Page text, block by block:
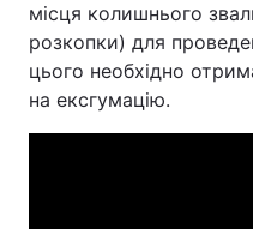
місця колишнього
розкопки) для
цього необхідно
на ексгумацію.